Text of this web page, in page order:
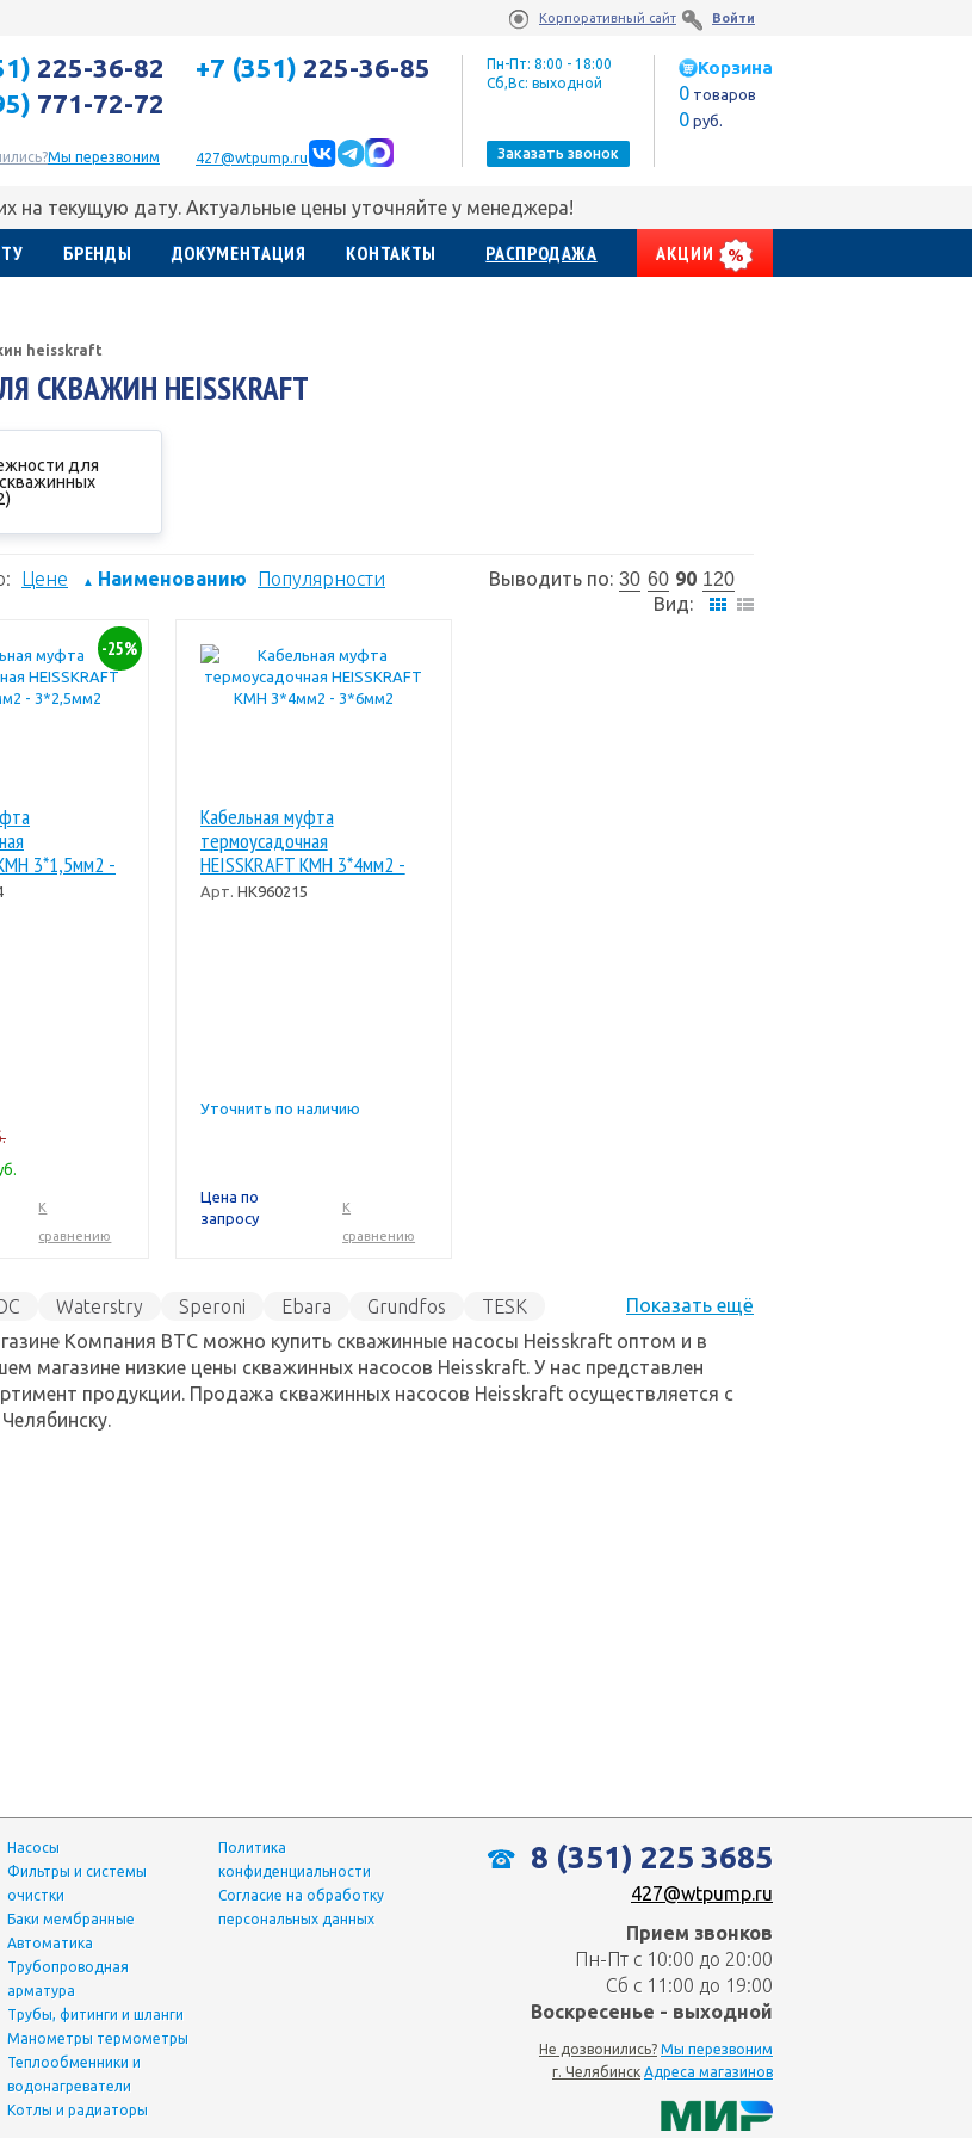
Корпоративный сайт Войти
225-36-82 +7 (351) 225-36-85
771-72-72
Мы перезвоним 427@wtpump.ru
Пн-Пт: 8:00 - 18:00
Сб,Вс: выходной
Заказать звонок
Корзина
0 товаров
0 руб.
на текущую дату. Актуальные цены уточняйте у менеджера!
БРЕНДЫ ДОКУМЕНТАЦИЯ КОНТАКТЫ РАСПРОДАЖА АКЦИИ
heisskraft
СКВАЖИН HEISSKRAFT
для
Цене ▲ Наименованию Популярности Выводить по: 30 60 90 120
Вид:
-25%
3*1,5мм2 -
К
сравнению
Кабельная муфта
термоусадочная
HEISSKRAFT КМН 3*4мм2 -
3*6мм2
Арт. НК960215
Уточнить по наличию
Цена по
запросу
К
сравнению
Waterstry Speroni Ebara Grundfos
TESK
Джилекс WILO FOURGROUP Baker
Aristoncavi
Rinaldi & Pettinaroli Sumoto
Umbra Pompe
Компания ВТС можно купить скважинные насосы Heisskraft оптом и в
магазине низкие цены скважинных насосов Heisskraft. У нас представлен
продукции. Продажа скважинных насосов Heisskraft осуществляется с
Насосы
фильтры и системы
очистки
Баки мембранные
Автоматика
трубопроводная
арматура
трубы, фитинги и шланги
манометры термометры
теплообменники и
водонагреватели
Котлы и радиаторы
Политика
конфиденциальности
Согласие на обработку
персональных данных
8 (351) 225 3685
427@wtpump.ru
Прием звонков
Пн-Пт с 10:00 до 20:00
Сб с 11:00 до 19:00
Воскресенье - выходной
Не дозвонились? Мы перезвоним
г. Челябинск Адреса магазинов